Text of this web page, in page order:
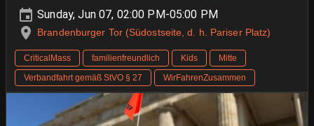
Sunday, Jun 07, 02:00 PM-05:00 PM
Brandenburger Tor (Südostseite, d. h. Pariser Platz)
CriticalMass familienfreundlich Kids
Mitte
Verbandfahrt gemäß StVO § 27
WirFahrenZusammen